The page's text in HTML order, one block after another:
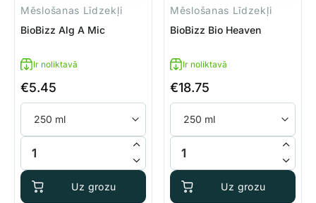
Mēslošanas Līdzekļi
BioBizz Alg A Mic
Ir noliktavā
€5.45
BioBizz Alg A Mic daudzums
Uz grozu
Mēslošanas Līdzekļi
BioBizz Bio Heaven
Ir noliktavā
€18.75
BioBizz Bio Heaven daudzums
Uz grozu